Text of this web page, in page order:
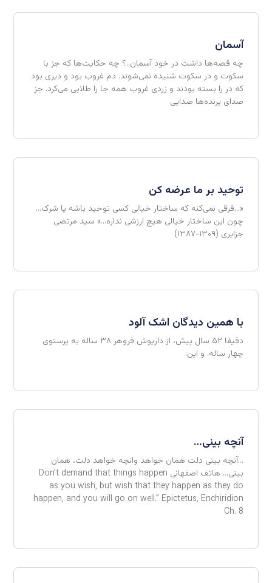
آسمان
چه قصه‌ها داشت در خود آسمان..؟ چه حکایت‌ها که جز با
سکوت و در سکوت شنیده نمی‌شوند. دم غروب بود و دیری بود
که در را بسته بودند و زردی غروب همه جا را طلایی می‌کرد. جز
صدای پرنده‌ها صدایی
توحید بر ما عرضه کن
«…فرقی نمی‌کنه که ساختار خیالی کسی توحید باشه یا شرک…
چون این ساختار خیالی هیچ ارزشی نداره…» سید مرتضی
جزایری (۱۳۰۹-۱۳۸۷)
با همین دیدگان اشک آلود
دقیقا ۵۲ سال پیش، از داریوش فروهر ۳۸ ساله به پرستوی
چهار ساله. و این:
آنچه بینی…
…آنچه بینی دلت همان خواهد وانچه خواهد دلت، همان
بینی… هاتف اصفهانی Don’t demand that things happen
as you wish, but wish that they happen as they do
happen, and you will go on well.” Epictetus, Enchiridion
Ch. 8